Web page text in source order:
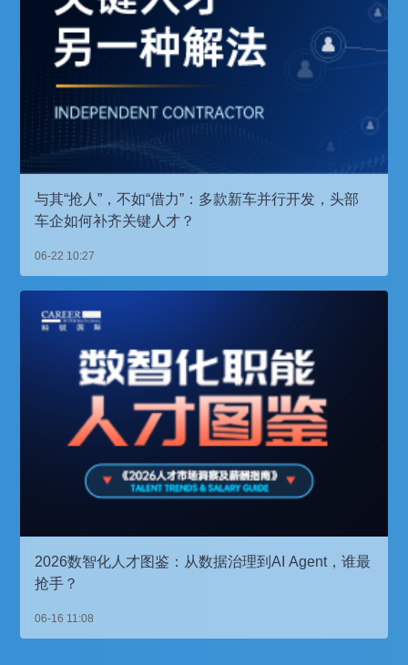
与其“抢人”，不如“借力”：多款新车并行开发，头部
车企如何补齐关键人才？
06-22 10:27
2026数智化人才图鉴：从数据治理到AI Agent，谁最
抢手？
06-16 11:08